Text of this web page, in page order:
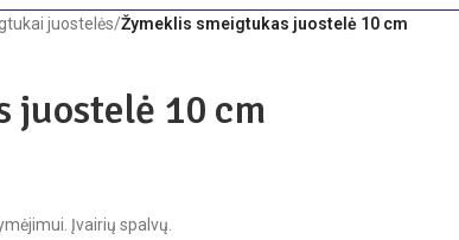
juostelės/Žymeklis smeigtukas juostelė 10 cm
juostelė 10 cm
Įvairių spalvų.